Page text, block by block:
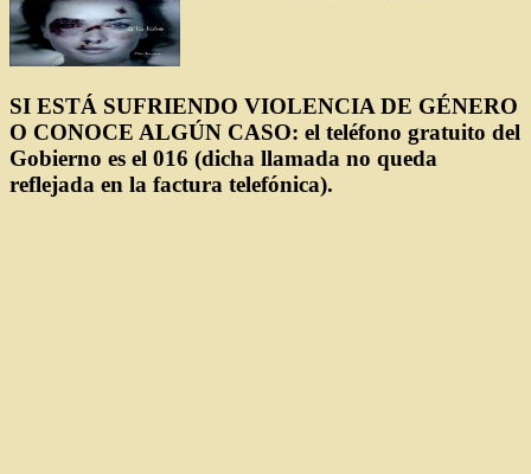
SI ESTÁ SUFRIENDO VIOLENCIA DE GÉNERO
O CONOCE ALGÚN CASO: el teléfono gratuito del
Gobierno es el 016 (dicha llamada no queda
reflejada en la factura telefónica).